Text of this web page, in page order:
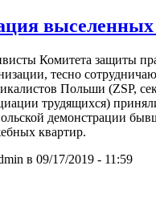
Комитета защиты
тесно
Польши (ZSP,
трудящихся)
демонстрации
квартир.
в 09/17/2019 - 11:59